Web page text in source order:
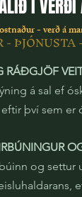
Í VERÐI
- verð á
-
RÁÐGJÖF
á sal ef
eftir því sem er
og